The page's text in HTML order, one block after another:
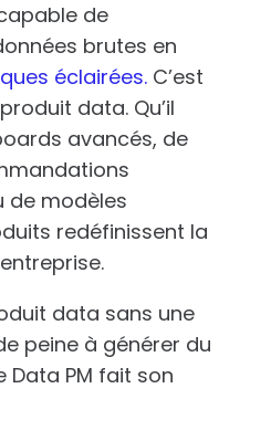
de
brutes en
éclairées.C’est
data. Qu’il
avancés, de
de modèles
redéfinissent la
data sans une
peine à générer du
Data PM fait son